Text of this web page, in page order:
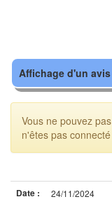
Affichage d'un
Vous ne pouvez
n'êtes pas
Date : 24/11/2024